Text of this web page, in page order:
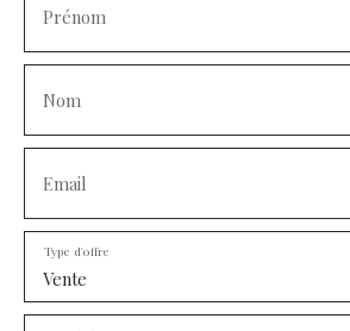
Prénom
Nom
Email
Vente
Type d'offre